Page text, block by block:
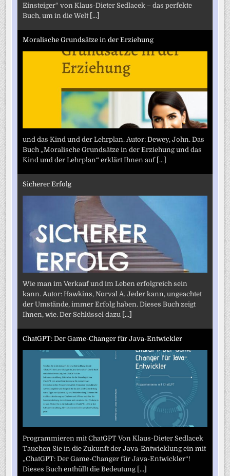
Einsteiger“ von Klaus-Dieter Sedlacek – das perfekte
Buch, um in die Welt [...]
Moralische Grundsätze in der Erziehung
und das Kind und der Lehrplan. Autor: Dewey, John. Das
Buch „Moralische Grundsätze in der Erziehung und das
Kind und der Lehrplan“ erklärt Ihnen auf [...]
Sicherer Erfolg
Wie man im Verkauf und im Leben erfolgreich sein
kann. Autor: Hawkins, Norval A. Jeder kann, ungeachtet
der Umstände, immer Erfolg haben. Dieses Buch zeigt
Ihnen, wie. Der Schlüssel dazu [...]
ChatGPT: Der Game-Changer für Java-Entwickler
Programmieren mit ChatGPT Von Klaus-Dieter Sedlacek
Tauchen Sie in die Zukunft der Java-Entwicklung ein mit
„ChatGPT: Der Game-Changer für Java-Entwickler“!
Dieses Buch enthüllt die Bedeutung [...]